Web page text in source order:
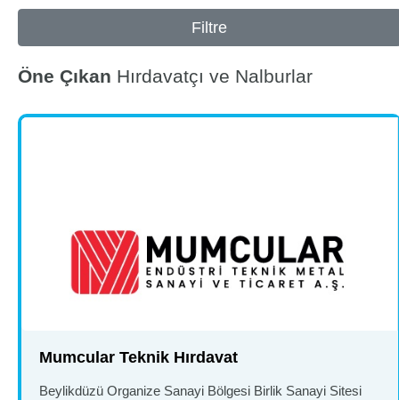
Filtre
Öne Çıkan Hırdavatçı ve Nalburlar
Mumcular Teknik Hırdavat
Beylikdüzü Organize Sanayi Bölgesi Birlik Sanayi Sitesi